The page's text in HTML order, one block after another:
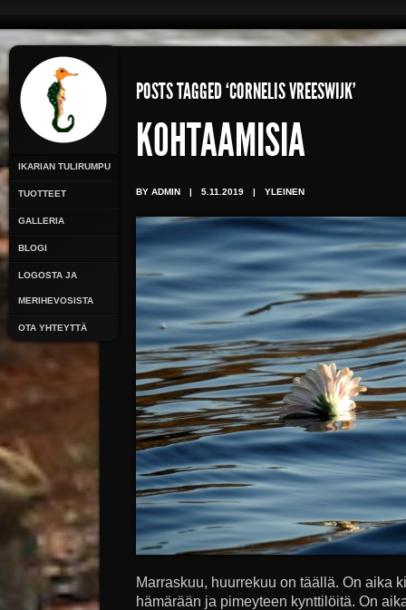
IKARIAN TULIRUMPU
TUOTTEET
GALLERIA
BLOGI
LOGOSTA JA
MERIHEVOSISTA
OTA YHTEYTTÄ
POSTS TAGGED ‘CORNELIS VREESWIJK’
KOHTAAMISIA
BY ADMIN | 5.11.2019 | YLEINEN
Marraskuu, huurrekuu on täällä. On aika
hämärään ja pimeyteen kynttilöitä. On